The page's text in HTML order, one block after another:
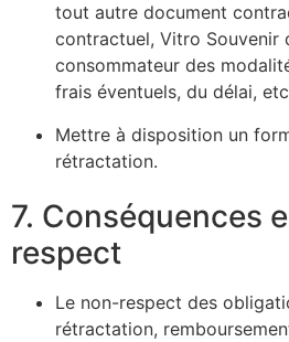
tout autre document
contractuel, Vitro Souvenir
consommateur des
frais éventuels, du délai,
Mettre à disposition un
rétractation.
7. Conséquences
respect
Le non-respect des
rétractation,